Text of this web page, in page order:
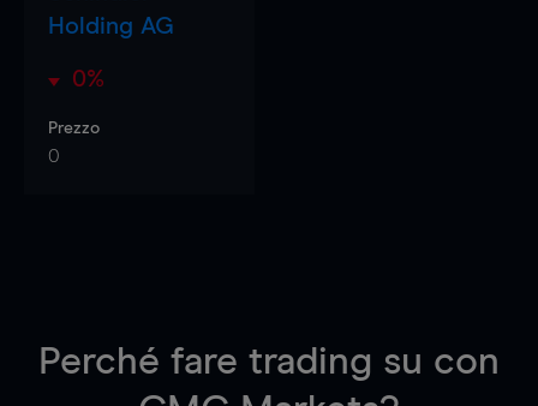
Holding AG
0%
Prezzo
0
Perché fare trading su con